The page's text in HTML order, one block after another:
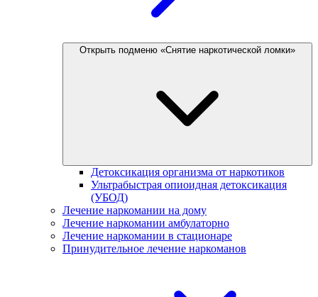
Открыть подменю «Снятие наркотической ломки»
Детоксикация организма от наркотиков
Ультрабыстрая опиоидная детоксикация
(УБОД)
Лечение наркомании на дому
Лечение наркомании амбулаторно
Лечение наркомании в стационаре
Принудительное лечение наркоманов